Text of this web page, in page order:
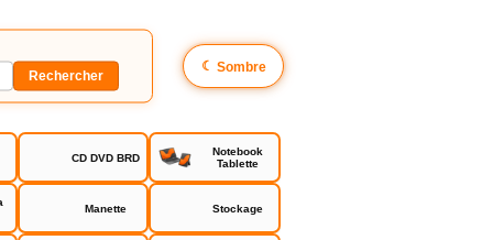
☾ Sombre
CD DVD BRD
Notebook
Tablette
Manette Stockage